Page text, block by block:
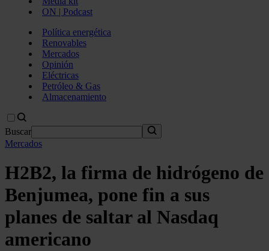
ON | Podcast
Política energética
Renovables
Mercados
Opinión
Eléctricas
Petróleo & Gas
Almacenamiento
Buscar
Mercados
H2B2, la firma de hidrógeno de
Benjumea, pone fin a sus
planes de saltar al Nasdaq
americano